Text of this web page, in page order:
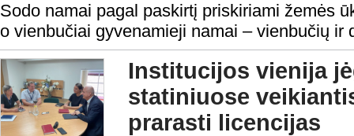
Sodo namai pagal paskirtį priskiriami žemės
o vienbučiai gyvenamieji namai – vienbučių ir
Institucijos vienija
statiniuose
prarasti licencijas